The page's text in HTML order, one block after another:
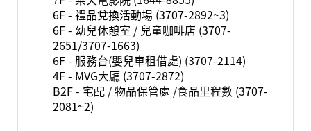
6F - 禮品兌換活動場 (3707-2892~3)
6F - 幼兒休憩室 / 兒童咖啡店 (3707-
2651/3707-1663)
6F - 服務台(嬰兒車租借處) (3707-2114)
4F - MVG大廳 (3707-2872)
B2F - 宅配 / 物品保管處 /食品里程數 (3707-
2081~2)